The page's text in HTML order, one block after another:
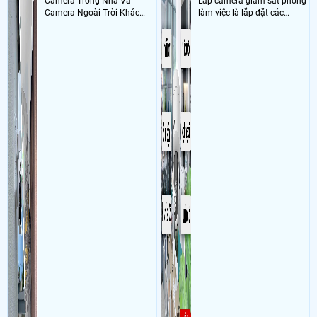
chí minh Sử dụng
Dịch vụ camera quan sát1 DS-7104NI-Q1/M, 1 ổ cứng
1T SG, 2 DS-2CD1T21G2-LIU, 1 DS-2CD1121G2-LIU, 1 Switch 4 Poe 100MB
- Khách Lắp Camera
Địa điểm lăp đặt camera 165 đường tỉnh lộ 15, Ấp
11, Xã Tân Thanh Đông, Huyện Củ Chi Sử dụngDịch vụ camera quan sát
1 ổ cứng 1T SG, pin CMOS mua ngoài
- Khách Lắp Camera CÔNG TY TNHH BMO INTĐịa điểm lăp đặt camera
NHÀ XƯỞNG C-6, LÔ G6,G7,G8,G9, ĐƯỜNG N3, KCN ĐÔNG NAM, XÃ BÌNH
MỸ, HUYỆN CỦ CHI Sử dụng
Dịch vụ camera quan sát
- Khách Lắp Camera
Địa điểm lăp đặt camera 1558 TL8 xã Hoà Phú,
huyện củ chi Sử dụng
Dịch vụ camera quan sát
dahua
Camera Ngoài Trời Khác
làm việc là lắp đặt các